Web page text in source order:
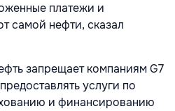
платежи и
самой нефти, сказал
запрещает компаниям G7
услуги по
и финансированию